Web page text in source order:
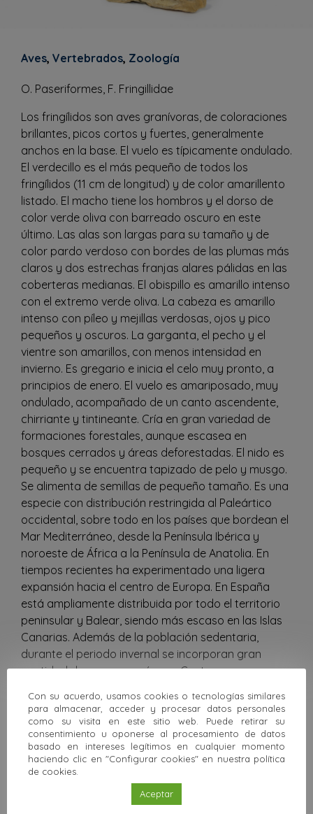
Aves, Vertebrados, Zoología
O. Paseriformes, F. Fringillidae
Los fringílidos son aves granívoras, de coloraciones
brillantes, picos cortos y fuertes, generalmente
anchos en la base. El vuelo es típicamente ondulado.
El verdecillo es el más pequeño de todos los
fringílidos (11 cm de longitud) y de color amarillento
listado. El macho tiene los hombros y el dorso de
color verde oliva con barreado oscuro en este
último. Las alas son largas para su tamaño y de
color pardo verdoso con bordes de las plumas más
claros y dos estrechas franjas alares pálidas en las
coberteras medianas. El obispillo es amarillo intenso
con el extremo verde oliva. La cabeza es amarillo
intenso con píleo y mejillas verdosas, ojos y pico
pequeños y oscuros. La garganta, el pecho y el
vientre son amarillos, con menos intensidad en
invierno. Es gregario e inicia el celo muy pronto, a
principios de enero. El vuelo es amariposado, muy
ondulado, acompañado de un canto ascendente,
chirriante y tintineante. Cría en gran variedad de
formaciones forestales, aunque escasea en
bosques cerrados y áreas deforestadas. El nido es
pequeño y se encuentra tapizado de pelo y musgo.
Se alimenta de semillas de pequeño tamaño. Es una
especie con distribución restringida al Paleártico
occidental, sobre todo en los países que bordean el
Mar Mediterráneo, desde la Península Ibérica y
noroeste de África a la Península de Anatolia. En
tiempos recientes ha experimentado una ligera
expansión hacia el centro de Europa. En España
está ampliamente distribuida por todo el territorio
peninsular y Balear, siendo más escaso en las Islas
Canarias. Además de la población sedentaria,
durante el periodo invernal se incorporan gran
cantidad de aves que crían en Centroeuropa, y
pasan el invierno en el sur o incluso en el norte de
África. Es una de las especies de aves más
abundante de nuestras latitudes y no se considera
amenazado en la actualidad.
Información de la pieza
Con su acuerdo, usamos cookies o tecnologías similares
para almacenar, acceder y procesar datos personales
como su visita en este sitio web. Puede retirar su
consentimiento u oponerse al procesamiento de datos
basado en intereses legítimos en cualquier momento
haciendo clic en "Configurar cookies" en nuestra política
de cookies.
Aceptar